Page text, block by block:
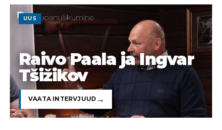
UUS
Raivo Paala ja Ingvar
Tšižikov
VAATA INTERVJUUD